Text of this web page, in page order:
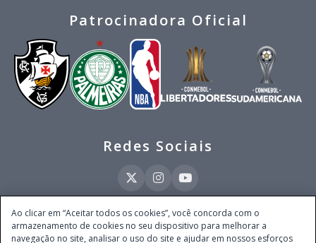
Patrocinadora Oficial
Redes Sociais
Este site é operado pela Ventmear Brasil LTDA (CNPJ 52.868.380/0001-84), com
endereço na Avenida Brigadeiro Faria Lima, nº 4.055, 3º andar, Itaim Bibi, no
Ao clicar em “Aceitar todos os cookies”, você concorda com o
armazenamento de cookies no seu dispositivo para melhorar a
navegação no site, analisar o uso do site e ajudar em nossos esforços